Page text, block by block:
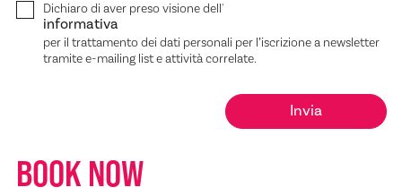
Dichiaro di aver preso visione dell'
informativa
per il trattamento dei dati personali per l’iscrizione a newsletter
tramite e-mailing list e attività correlate.
BOOK NOW